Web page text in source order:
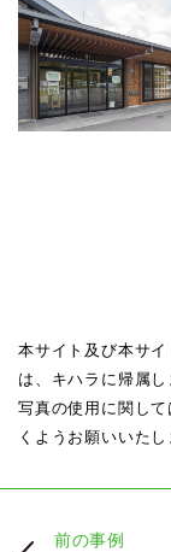
本サイト及び本サ
は、キハラに帰属し
写真の使用に関し
くようお願いいたし
前の事例